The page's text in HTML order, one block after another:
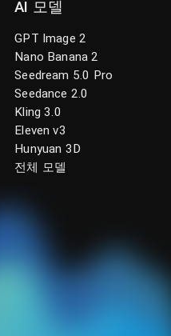
AI 모델
GPT Image 2
Nano Banana 2
Seedream 5.0 Pro
Seedance 2.0
Kling 3.0
Eleven v3
Hunyuan 3D
전체 모델